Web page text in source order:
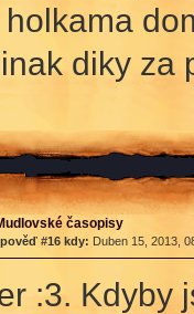
holkama
diky za
časopisy
#16 kdy: Duben 15, 2013,
:3. Kdyby